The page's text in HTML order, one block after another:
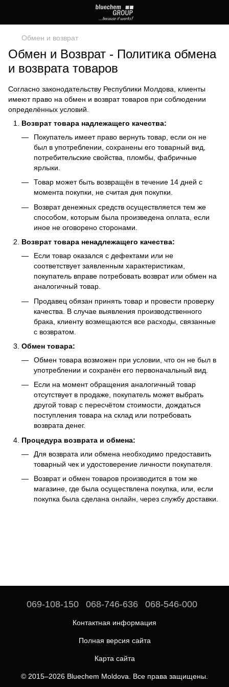
Обмен и возврат
Обмен и Возврат - Политика обмена
и возврата товаров
Согласно законодательству Республики Молдова, клиенты
имеют право на обмен и возврат товаров при соблюдении
определённых условий.
Возврат товара надлежащего качества:
Покупатель имеет право вернуть товар, если он не
был в употреблении, сохранены его товарный вид,
потребительские свойства, пломбы, фабричные
ярлыки.
Товар может быть возвращён в течение 14 дней с
момента покупки, не считая дня покупки.
Возврат денежных средств осуществляется тем же
способом, которым была произведена оплата, если
иное не оговорено сторонами.
Возврат товара ненадлежащего качества:
Если товар оказался с дефектами или не
соответствует заявленным характеристикам,
покупатель вправе потребовать возврат или обмен на
аналогичный товар.
Продавец обязан принять товар и провести проверку
качества. В случае выявления производственного
брака, клиенту возмещаются все расходы, связанные
с возвратом.
Обмен товара:
Обмен товара возможен при условии, что он не был в
употреблении и сохранён его первоначальный вид.
Если на момент обращения аналогичный товар
отсутствует в продаже, покупатель может выбрать
другой товар с пересчётом стоимости, дождаться
поступления товара на склад или потребовать
возврата денег.
Процедура возврата и обмена:
Для возврата или обмена необходимо предоставить
товарный чек и удостоверение личности покупателя.
Возврат и обмен товаров производится в том же
магазине, где была осуществлена покупка, или, если
покупка была сделана онлайн, через службу доставки.
069-108-150 068-746-636 068-546-000
Контактная информация
Полная версия сайта
Карта сайта
© 2015–2026 Bluechem Moldova. Все права защищены.